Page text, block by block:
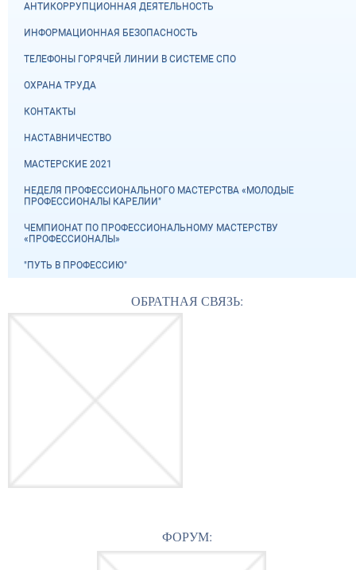
АНТИКОРРУПЦИОННАЯ ДЕЯТЕЛЬНОСТЬ
ИНФОРМАЦИОННАЯ БЕЗОПАСНОСТЬ
ТЕЛЕФОНЫ ГОРЯЧЕЙ ЛИНИИ В СИСТЕМЕ СПО
ОХРАНА ТРУДА
КОНТАКТЫ
НАСТАВНИЧЕСТВО
МАСТЕРСКИЕ 2021
НЕДЕЛЯ ПРОФЕССИОНАЛЬНОГО МАСТЕРСТВА «МОЛОДЫЕ
ПРОФЕССИОНАЛЫ КАРЕЛИИ"
ЧЕМПИОНАТ ПО ПРОФЕССИОНАЛЬНОМУ МАСТЕРСТВУ
«ПРОФЕССИОНАЛЫ»
"ПУТЬ В ПРОФЕССИЮ"
ОБРАТНАЯ СВЯЗЬ:
ФОРУМ: